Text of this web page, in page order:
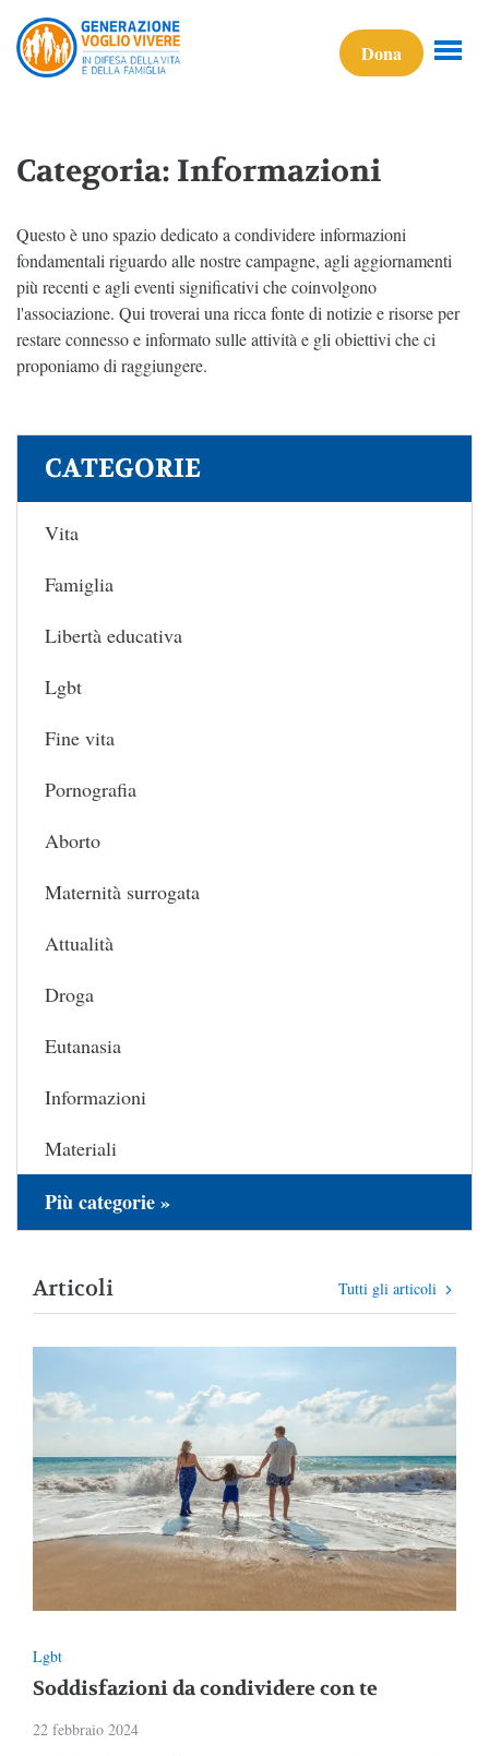
Dona
Categoria: Informazioni
Questo è uno spazio dedicato a condividere informazioni
fondamentali riguardo alle nostre campagne, agli aggiornamenti
più recenti e agli eventi significativi che coinvolgono
l'associazione. Qui troverai una ricca fonte di notizie e risorse per
restare connesso e informato sulle attività e gli obiettivi che ci
proponiamo di raggiungere.
CATEGORIE
Vita
Famiglia
Libertà educativa
Lgbt
Fine vita
Pornografia
Aborto
Maternità surrogata
Attualità
Droga
Eutanasia
Informazioni
Materiali
Più categorie »
Articoli Tutti gli articoli
Lgbt
Soddisfazioni da condividere con te
22 febbraio 2024